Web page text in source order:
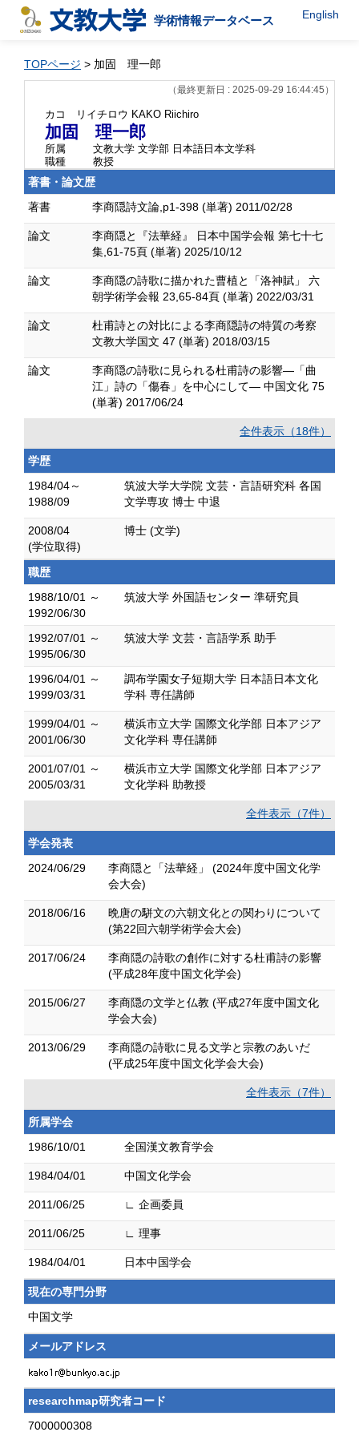
学術情報データベース English
TOPページ > 加固 理一郎
（最終更新日 : 2025-09-29 16:44:45）
カコ リイチロウ KAKO Riichiro
加固 理一郎
所属
文教大学 文学部 日本語日本文学科
職種
教授
著書・論文歴
著書
李商隠詩文論,p1-398 (単著) 2011/02/28
論文
李商隠と『法華経』 日本中国学会報 第七十七
集,61-75頁 (単著) 2025/10/12
論文
李商隠の詩歌に描かれた曹植と「洛神賦」 六
朝学術学会報 23,65-84頁 (単著) 2022/03/31
論文
杜甫詩との対比による李商隠詩の特質の考察
文教大学国文 47 (単著) 2018/03/15
論文
李商隠の詩歌に見られる杜甫詩の影響―「曲
江」詩の「傷春」を中心にして― 中国文化 75
(単著) 2017/06/24
全件表示（18件）
学歴
1984/04～
1988/09
筑波大学大学院 文芸・言語研究科 各国
文学専攻 博士 中退
2008/04
(学位取得)
博士 (文学)
職歴
1988/10/01 ～
1992/06/30
筑波大学 外国語センター 準研究員
1992/07/01 ～
1995/06/30
筑波大学 文芸・言語学系 助手
1996/04/01 ～
1999/03/31
調布学園女子短期大学 日本語日本文化
学科 専任講師
1999/04/01 ～
2001/06/30
横浜市立大学 国際文化学部 日本アジア
文化学科 専任講師
2001/07/01 ～
2005/03/31
横浜市立大学 国際文化学部 日本アジア
文化学科 助教授
全件表示（7件）
学会発表
2024/06/29
李商隠と「法華経」 (2024年度中国文化学
会大会)
2018/06/16
晩唐の駢文の六朝文化との関わりについて
(第22回六朝学術学会大会)
2017/06/24
李商隠の詩歌の創作に対する杜甫詩の影響
(平成28年度中国文化学会)
2015/06/27
李商隠の文学と仏教 (平成27年度中国文化
学会大会)
2013/06/29
李商隠の詩歌に見る文学と宗教のあいだ
(平成25年度中国文化学会大会)
全件表示（7件）
所属学会
1986/10/01
全国漢文教育学会
1984/04/01 中国文化学会
2011/06/25 ∟ 企画委員
2011/06/25 ∟ 理事
1984/04/01 日本中国学会
現在の専門分野
中国文学
メールアドレス
researchmap研究者コード
7000000308